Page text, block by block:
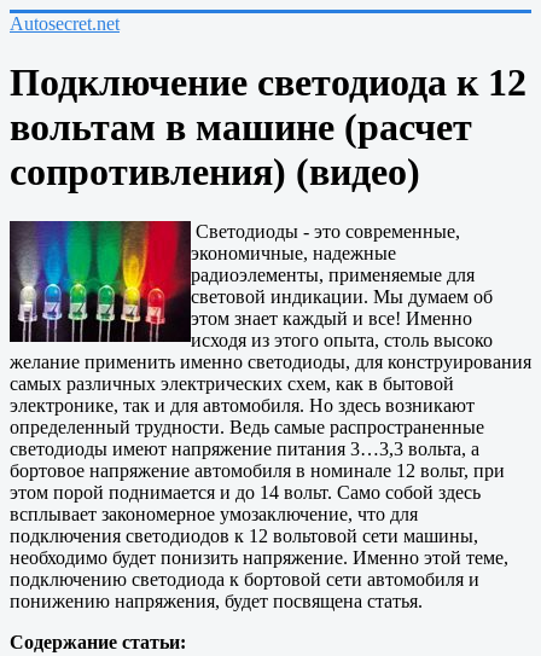
Autosecret.net
Подключение светодиода к 12
вольтам в машине (расчет
сопротивления) (видео)
Светодиоды - это современные,
экономичные, надежные
радиоэлементы, применяемые для
световой индикации. Мы думаем об
этом знает каждый и все! Именно
исходя из этого опыта, столь высоко
желание применить именно светодиоды, для конструирования
самых различных электрических схем, как в бытовой
электронике, так и для автомобиля. Но здесь возникают
определенный трудности. Ведь самые распространенные
светодиоды имеют напряжение питания 3…3,3 вольта, а
бортовое напряжение автомобиля в номинале 12 вольт, при
этом порой поднимается и до 14 вольт. Само собой здесь
всплывает закономерное умозаключение, что для
подключения светодиодов к 12 вольтовой сети машины,
необходимо будет понизить напряжение. Именно этой теме,
подключению светодиода к бортовой сети автомобиля и
понижению напряжения, будет посвящена статья.
Содержание статьи: